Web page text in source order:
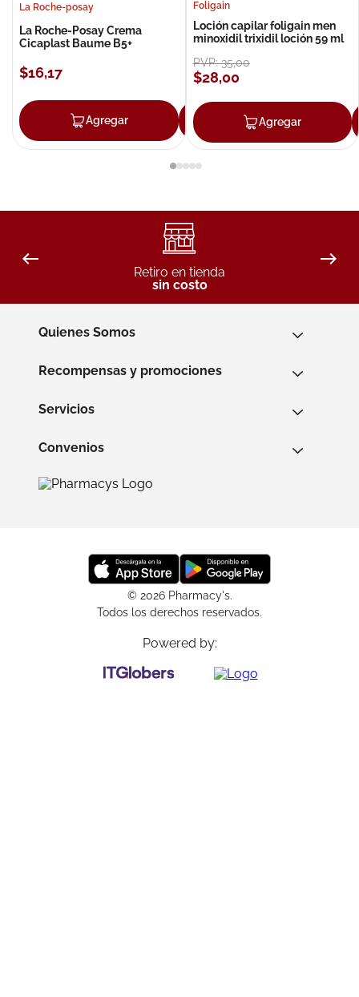
La Roche-posay
La Roche-Posay Crema
Cicaplast Baume B5+
$16,17
Agregar Agregar
Foligain
Loción capilar foligain men
minoxidil trixidil loción 59 ml
PVP:35,00
$28,00
Agregar
Retiro en tienda
sin costo
Quienes Somos
Recompensas y promociones
Servicios
Convenios
© 2026 Pharmacy's.
Todos los derechos reservados.
Powered by: